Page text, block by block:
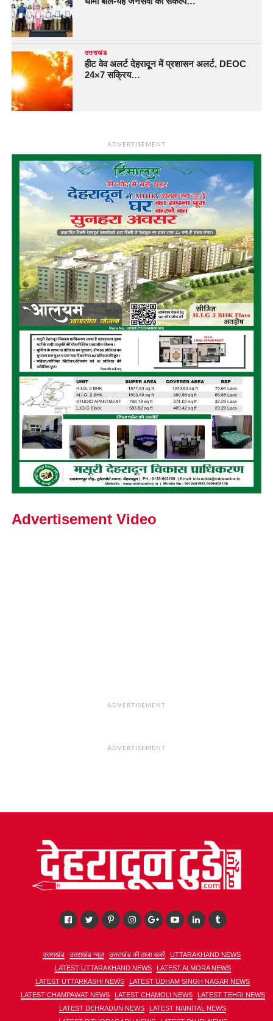
उत्तराखंड
हीट वेव अलर्ट देहरादून में प्रशासन अलर्ट, DEOC
24×7 सक्रिय…
ADVERTISEMENT
Advertisement Video
ADVERTISEMENT
ADVERTISEMENT
उत्तराखंड उत्तराखंड न्यूज़ उत्तराखंड की ताज़ा खबरें
UTTARAKHAND NEWS
LATEST UTTARAKHAND NEWS
LATEST ALMORA NEWS
LATEST UTTARKASHI NEWS
LATEST UDHAM SINGH NAGAR NEWS
LATEST CHAMPAWAT NEWS
LATEST CHAMOLI NEWS
LATEST TEHRI NEWS
LATEST DEHRADUN NEWS
LATEST NAINITAL NEWS